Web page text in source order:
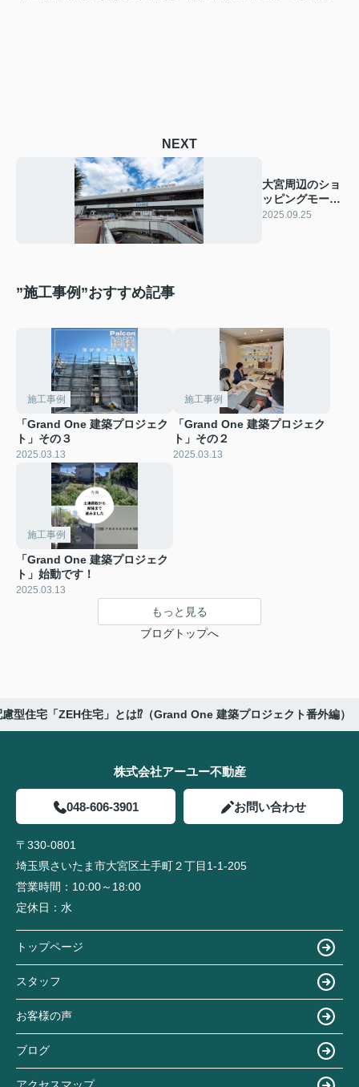
NEXT
大宮周辺のショ
ッピングモール
10選！
2025.09.25
”施工事例”おすすめ記事
施工事例
「Grand One 建築プロジェク
ト」その３
2025.03.13
施工事例
「Grand One 建築プロジェク
ト」その２
2025.03.13
施工事例
「Grand One 建築プロジェク
ト」始動です！
2025.03.13
もっと見る
ブログトップへ
型住宅「ZEH住宅」とは⁉（Grand One 建築プロジェクト番外編）
株式会社アーユー不動産
048-606-3901 お問い合わせ
〒330-0801
埼玉県さいたま市大宮区土手町２丁目1-1-205
営業時間： 10:00～18:00
定休日： 水
トップページ
スタッフ
お客様の声
ブログ